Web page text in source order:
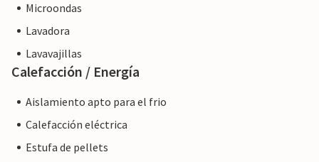
Microondas
Lavadora
Lavavajillas
Calefacción / Energía
Aislamiento apto para el frio
Calefacción eléctrica
Estufa de pellets